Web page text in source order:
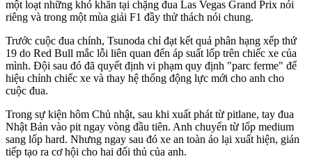
một loạt những khó khăn tại chặng đua Las Vegas Grand Prix nói
riêng và trong một mùa giải F1 đầy thử thách nói chung.
Trước cuộc đua chính, Tsunoda chỉ đạt kết quả phân hạng xếp thứ
19 do Red Bull mắc lỗi liên quan đến áp suất lốp trên chiếc xe của
mình. Đội sau đó đã quyết định vi phạm quy định "parc ferme" để
hiệu chỉnh chiếc xe và thay hệ thống động lực mới cho anh cho
cuộc đua.
Trong sự kiện hôm Chủ nhật, sau khi xuất phát từ pitlane, tay đua
Nhật Bản vào pit ngay vòng đầu tiên. Anh chuyển từ lốp medium
sang lốp hard. Nhưng ngay sau đó xe an toàn ảo lại xuất hiện, gián
tiếp tạo ra cơ hội cho hai đối thủ của anh.